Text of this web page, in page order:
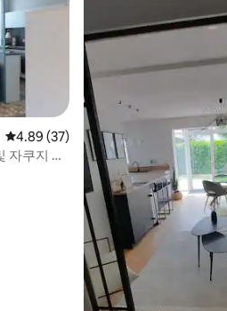
평점 4.89점(5점 만점), 후기 37개
4.89 (37)
자쿠지 이